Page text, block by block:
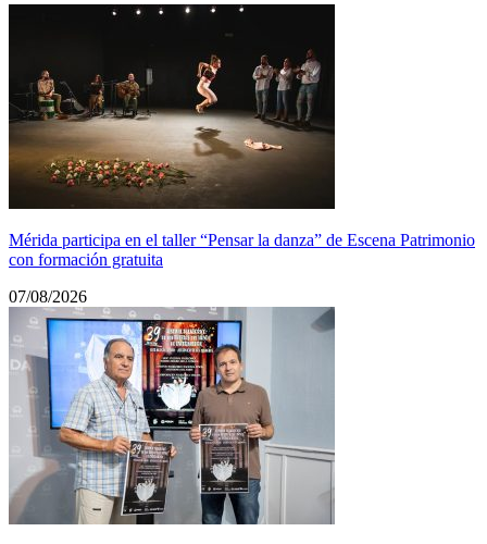
Mérida participa en el taller “Pensar la danza” de Escena Patrimonio
con formación gratuita
07/08/2026